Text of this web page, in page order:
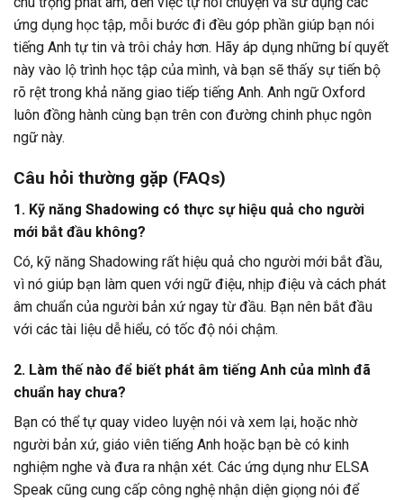
ứng dụng học tập, mỗi bước đi đều góp phần giúp bạn nói
tiếng Anh tự tin và trôi chảy hơn. Hãy áp dụng những bí quyết
này vào lộ trình học tập của mình, và bạn sẽ thấy sự tiến bộ
rõ rệt trong khả năng giao tiếp tiếng Anh. Anh ngữ Oxford
luôn đồng hành cùng bạn trên con đường chinh phục ngôn
ngữ này.
Câu hỏi thường gặp (FAQs)
1. Kỹ năng Shadowing có thực sự hiệu quả cho người
mới bắt đầu không?
Có, kỹ năng Shadowing rất hiệu quả cho người mới bắt đầu,
vì nó giúp bạn làm quen với ngữ điệu, nhịp điệu và cách phát
âm chuẩn của người bản xứ ngay từ đầu. Bạn nên bắt đầu
với các tài liệu dễ hiểu, có tốc độ nói chậm.
2. Làm thế nào để biết phát âm tiếng Anh của mình đã
chuẩn hay chưa?
Bạn có thể tự quay video luyện nói và xem lại, hoặc nhờ
người bản xứ, giáo viên tiếng Anh hoặc bạn bè có kinh
nghiệm nghe và đưa ra nhận xét. Các ứng dụng như ELSA
Speak cũng cung cấp công nghệ nhận diện giọng nói để